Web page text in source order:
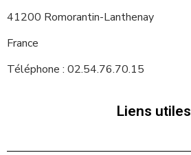
41200 Romorantin-Lanthenay
France
Téléphone : 02.54.76.70.15
Liens utiles